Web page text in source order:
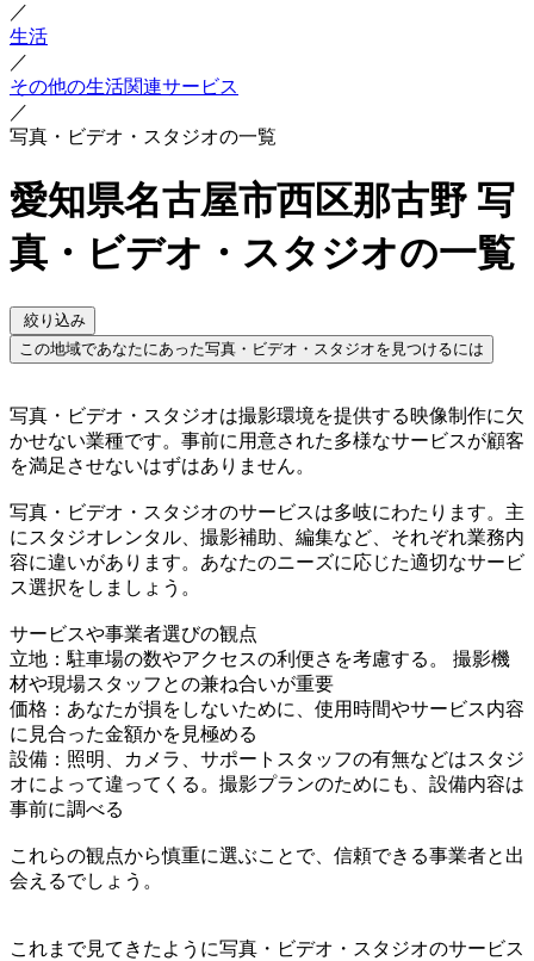
／
生活
／
その他の生活関連サービス
／
写真・ビデオ・スタジオの一覧
愛知県名古屋市西区那古野 写
真・ビデオ・スタジオの一覧
絞り込み
この地域であなたにあった写真・ビデオ・スタジオを見つけるには
写真・ビデオ・スタジオは撮影環境を提供する映像制作に欠
かせない業種です。事前に用意された多様なサービスが顧客
を満足させないはずはありません。
写真・ビデオ・スタジオのサービスは多岐にわたります。主
にスタジオレンタル、撮影補助、編集など、それぞれ業務内
容に違いがあります。あなたのニーズに応じた適切なサービ
ス選択をしましょう。
サービスや事業者選びの観点
立地：駐車場の数やアクセスの利便さを考慮する。 撮影機
材や現場スタッフとの兼ね合いが重要
価格：あなたが損をしないために、使用時間やサービス内容
に見合った金額かを見極める
設備：照明、カメラ、サポートスタッフの有無などはスタジ
オによって違ってくる。撮影プランのためにも、設備内容は
事前に調べる
これらの観点から慎重に選ぶことで、信頼できる事業者と出
会えるでしょう。
これまで見てきたように写真・ビデオ・スタジオのサービス